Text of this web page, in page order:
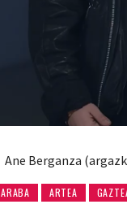
Ane Berganza
ARABA ARTEA